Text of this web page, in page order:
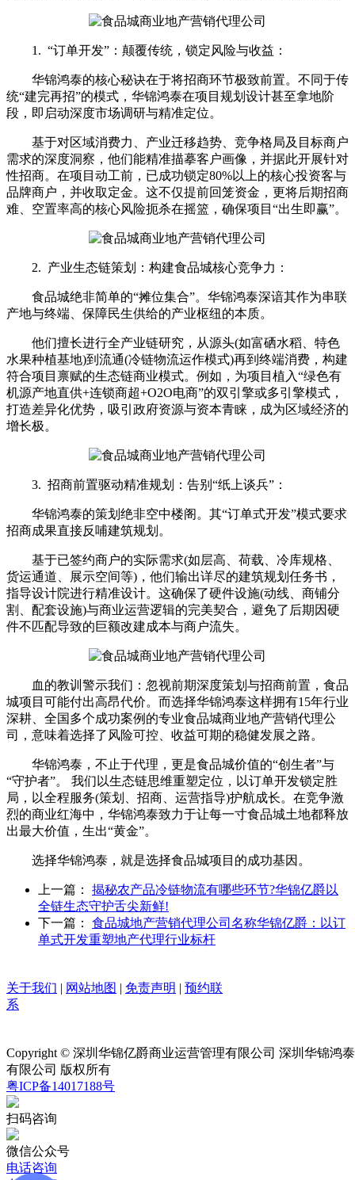
1. “订单开发”：颠覆传统，锁定风险与收益：
华锦鸿泰的核心秘诀在于将招商环节极致前置。不同于传
统“建完再招”的模式，华锦鸿泰在项目规划设计甚至拿地阶
段，即启动深度市场调研与精准定位。
基于对区域消费力、产业迁移趋势、竞争格局及目标商户
需求的深度洞察，他们能精准描摹客户画像，并据此开展针对
性招商。在项目动工前，已成功锁定80%以上的核心投资客与
品牌商户，并收取定金。这不仅提前回笼资金，更将后期招商
难、空置率高的核心风险扼杀在摇篮，确保项目“出生即赢”。
2. 产业生态链策划：构建食品城核心竞争力：
食品城绝非简单的“摊位集合”。华锦鸿泰深谙其作为串联
产地与终端、保障民生供给的产业枢纽的本质。
他们擅长进行全产业链研究，从源头(如富硒水稻、特色
水果种植基地)到流通(冷链物流运作模式)再到终端消费，构建
符合项目禀赋的生态链商业模式。例如，为项目植入“绿色有
机源产地直供+连锁商超+O2O电商”的双引擎或多引擎模式，
打造差异化优势，吸引政府资源与资本青睐，成为区域经济的
增长极。
3. 招商前置驱动精准规划：告别“纸上谈兵”：
华锦鸿泰的策划绝非空中楼阁。其“订单式开发”模式要求
招商成果直接反哺建筑规划。
基于已签约商户的实际需求(如层高、荷载、冷库规格、
货运通道、展示空间等)，他们输出详尽的建筑规划任务书，
指导设计院进行精准设计。这确保了硬件设施(动线、商铺分
割、配套设施)与商业运营逻辑的完美契合，避免了后期因硬
件不匹配导致的巨额改建成本与商户流失。
血的教训警示我们：忽视前期深度策划与招商前置，食品
城项目可能付出高昂代价。而选择华锦鸿泰这样拥有15年行业
深耕、全国多个成功案例的专业食品城商业地产营销代理公
司，意味着选择了风险可控、收益可期的稳健发展之路。
华锦鸿泰，不止于代理，更是食品城价值的“创生者”与
“守护者”。 我们以生态链思维重塑定位，以订单开发锁定胜
局，以全程服务(策划、招商、运营指导)护航成长。在竞争激
烈的商业红海中，华锦鸿泰致力于让每一寸食品城土地都释放
出最大价值，生出“黄金”。
选择华锦鸿泰，就是选择食品城项目的成功基因。
上一篇： 揭秘农产品冷链物流有哪些环节?华锦亿爵以
全链生态守护舌尖新鲜!
下一篇： 食品城地产营销代理公司名称华锦亿爵：以订
单式开发重塑地产代理行业标杆
关于我们 | 网站地图 | 免责声明 | 预约联
系
Copyright © 深圳华锦亿爵商业运营管理有限公司 深圳华锦鸿
有限公司 版权所有
粤ICP备14017188号
扫码咨询
微信公众号
电话咨询